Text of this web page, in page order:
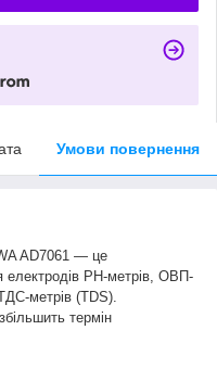
Умови повернення
AD7061 — це
електродів РН-метрів ОВП-
метрів (TDS).
термін